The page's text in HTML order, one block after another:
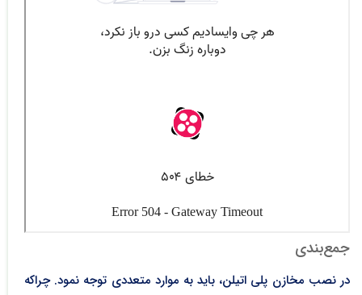
جمع‌بندی
در نصب مخازن پلی اتیلن، باید به موارد متعددی توجه نمود. چراکه